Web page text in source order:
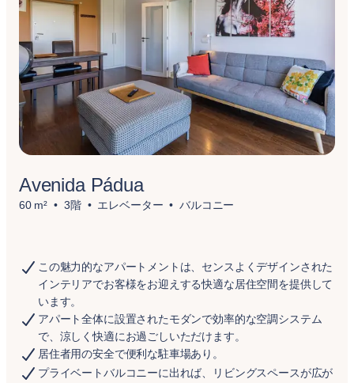
Avenida Pádua
60 m² 3階 エレベーター バルコニー
この魅力的なアパートメントは、センスよくデザインされた
インテリアでお客様をお迎えする快適な居住空間を提供して
います。
アパート全体に設置されたモダンで効率的な空調システム
で、涼しく快適にお過ごしいただけます。
居住者用の安全で便利な駐車場あり。
プライベートバルコニーに出れば、リビングスペースが広が